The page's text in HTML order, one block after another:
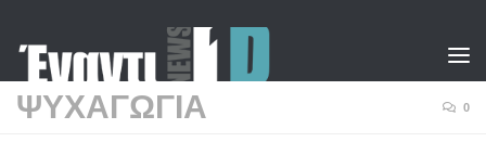
ΨΥΧΑΓΩΓΙΑ 0